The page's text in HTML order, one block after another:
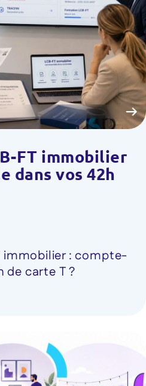
FT immobilier
dans vos 42h
immobilier : compte-
de carte T ?